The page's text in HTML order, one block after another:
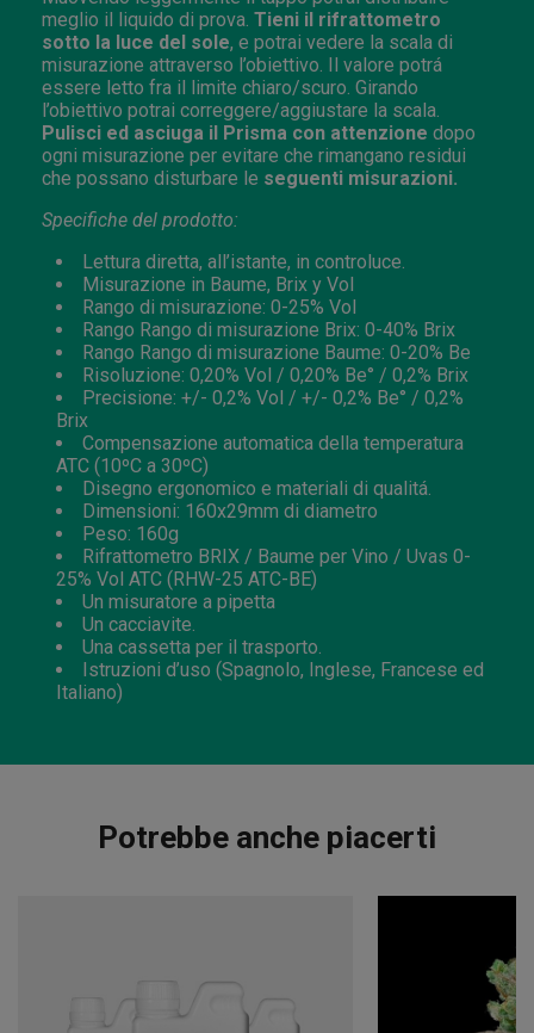
meglio il liquido di prova. Tieni il rifrattometro
sotto la luce del sole, e potrai vedere la scala di
misurazione attraverso l’obiettivo. Il valore potrá
essere letto fra il limite chiaro/scuro. Girando
l’obiettivo potrai correggere/aggiustare la scala.
Pulisci ed asciuga il Prisma con attenzione dopo
ogni misurazione per evitare che rimangano residui
che possano disturbare le seguenti misurazioni.
Specifiche del prodotto:
Lettura diretta, all’istante, in controluce.
Misurazione in Baume, Brix y Vol
Rango di misurazione: 0-25% Vol
Rango Rango di misurazione Brix: 0-40% Brix
Rango Rango di misurazione Baume: 0-20% Be
Risoluzione: 0,20% Vol / 0,20% Be° / 0,2% Brix
Precisione: +/- 0,2% Vol / +/- 0,2% Be° / 0,2%
Brix
Compensazione automatica della temperatura
ATC (10ºC a 30ºC)
Disegno ergonomico e materiali di qualitá.
Dimensioni: 160x29mm di diametro
Peso: 160g
Rifrattometro BRIX / Baume per Vino / Uvas 0-
25% Vol ATC (RHW-25 ATC-BE)
Un misuratore a pipetta
Un cacciavite.
Una cassetta per il trasporto.
Istruzioni d’uso (Spagnolo, Inglese, Francese ed
Italiano)
Potrebbe anche piacerti